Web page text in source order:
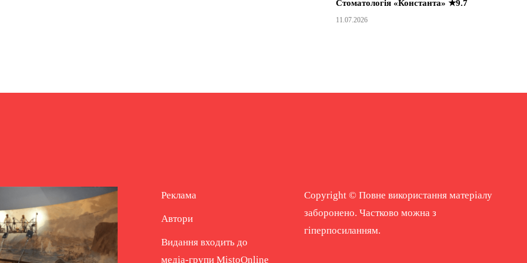
Стоматологія «Константа» ★9.7
11.07.2026
Реклама
Автори
Видання входить до
медіа-групи MistoOnline
Copyright © Повне використання матеріалу
заборонено. Частково можна з
гіперпосиланням.